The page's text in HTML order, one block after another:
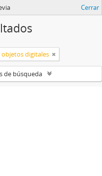
Cerrar
objetos digitales
de búsqueda